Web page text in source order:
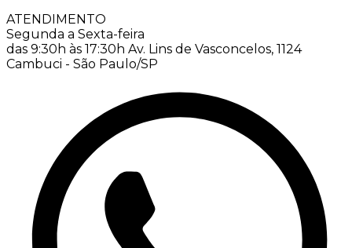
ATENDIMENTO
Segunda a Sexta-feira
das 9:30h às 17:30h Av. Lins de Vasconcelos, 1124
Cambuci - São Paulo/SP